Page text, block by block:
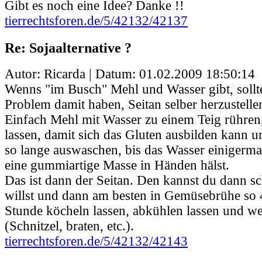
Gibt es noch eine Idee? Danke !!
tierrechtsforen.de/5/42132/42137
Re: Sojaalternative ?
Autor: Ricarda | Datum: 01.02.2009 18:50:14
Wenns "im Busch" Mehl und Wasser gibt,
Problem damit haben, Seitan selber
Einfach Mehl mit Wasser zu einem Teig
lassen, damit sich das Gluten ausbilden kann
so lange auswaschen, bis das Wasser
eine gummiartige Masse in Händen hälst.
Das ist dann der Seitan. Den kannst du dann
willst und dann am besten in Gemüsebrühe
Stunde köcheln lassen, abkühlen lassen und
(Schnitzel, braten, etc.).
tierrechtsforen.de/5/42132/42143